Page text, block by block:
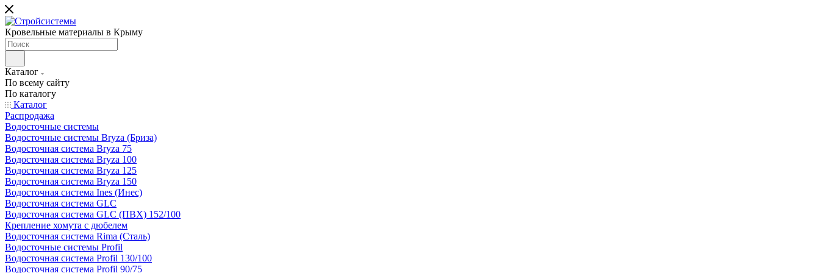
Кровельные материалы в Крыму
Каталог
По всему сайту
По каталогу
Каталог
Распродажа
Водосточные системы
Водосточные системы Bryza (Бриза)
Водосточная система Bryza 75
Водосточная система Bryza 100
Водосточная система Bryza 125
Водосточная система Bryza 150
Водосточная система Ines (Инес)
Водосточная система GLC
Водосточная система GLC (ПВХ) 152/100
Крепление хомута с дюбелем
Водосточная система Rima (Сталь)
Водосточные системы Profil
Водосточная система Profil 130/100
Водосточная система Profil 90/75